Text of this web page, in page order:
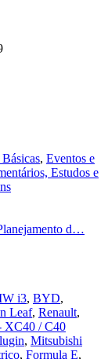
, Eventos e
Estudos e
d…
i3, BYD,
Leaf, Renault,
XC40 / C40
, Mitsubishi
, Formula E,